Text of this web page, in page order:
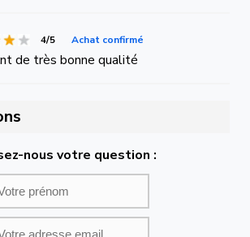
4/5 Achat confirmé
de très bonne qualité
nous votre question :